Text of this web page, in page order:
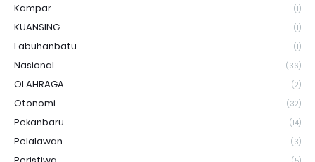
Kampar. (1)
KUANSING (1)
Labuhanbatu (1)
Nasional (36)
OLAHRAGA (2)
Otonomi (32)
Pekanbaru (14)
Pelalawan (3)